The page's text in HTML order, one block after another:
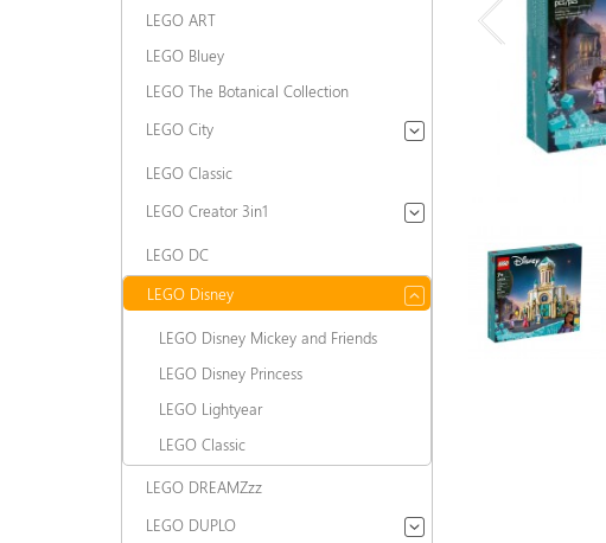
LEGO ART
LEGO Bluey
LEGO The Botanical Collection
LEGO City
LEGO Classic
LEGO Creator 3in1
LEGO DC
LEGO Disney
LEGO Disney Mickey and Friends
LEGO Disney Princess
LEGO Lightyear
LEGO Classic
LEGO DREAMZzz
LEGO DUPLO